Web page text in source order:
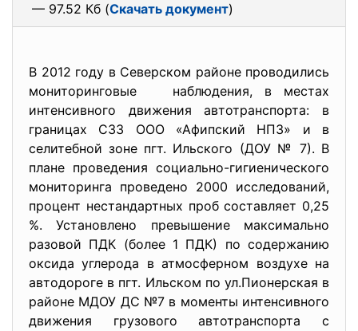
— 97.52 Кб (Скачать документ)
В 2012 году в Северском районе проводились
мониторинговые наблюдения, в местах
интенсивного движения автотранспорта: в
границах СЗЗ ООО «Афипский НПЗ» и в
селитебной зоне пгт. Ильского (ДОУ № 7). В
плане проведения социально-гигиенического
мониторинга проведено 2000 исследований,
процент нестандартных проб составляет 0,25
%. Установлено превышение максимально
разовой ПДК (более 1 ПДК) по содержанию
оксида углерода в атмосферном воздухе на
автодороге в пгт. Ильском по ул.Пионерская в
районе МДОУ ДС №7 в моменты интенсивного
движения грузового автотранспорта с